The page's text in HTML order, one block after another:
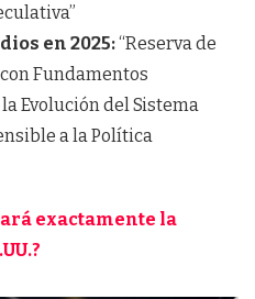
en 2025:“Reserva de
Fundamentos
Evolución del Sistema
a la Política
exactamente la